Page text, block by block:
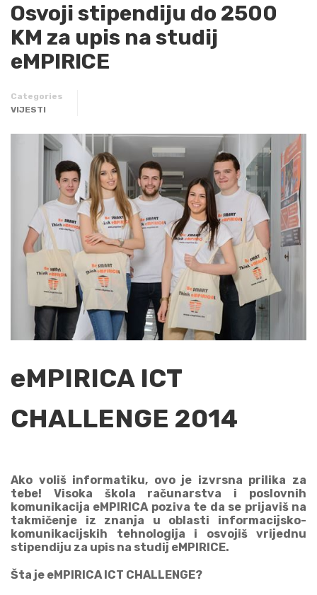
Osvoji stipendiju do 2500
KM za upis na studij
eMPIRICE
Categories
VIJESTI
eMPIRICA ICT
CHALLENGE 2014
Ako voliš informatiku, ovo je izvrsna prilika za
tebe! Visoka škola računarstva i poslovnih
komunikacija eMPIRICA poziva te da se prijaviš na
takmičenje iz znanja u oblasti informacijsko-
komunikacijskih tehnologija i osvojiš vrijednu
stipendiju za upis na studij eMPIRICE.
Šta je eMPIRICA ICT CHALLENGE?